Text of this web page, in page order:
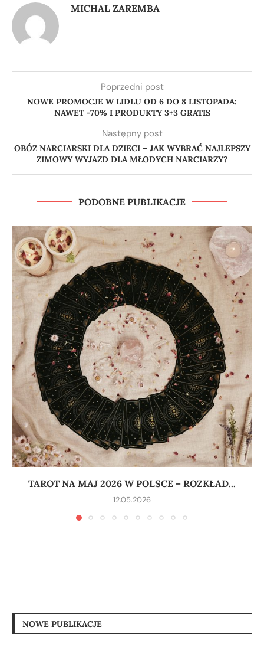
MICHAL ZAREMBA
Poprzedni post
NOWE PROMOCJE W LIDLU OD 6 DO 8 LISTOPADA:
NAWET -70% I PRODUKTY 3+3 GRATIS
Następny post
OBÓZ NARCIARSKI DLA DZIECI – JAK WYBRAĆ NAJLEPSZY
ZIMOWY WYJAZD DLA MŁODYCH NARCIARZY?
PODOBNE PUBLIKACJE
TAROT NA MAJ 2026 W POLSCE – ROZKŁAD...
12.05.2026
NOWE PUBLIKACJE